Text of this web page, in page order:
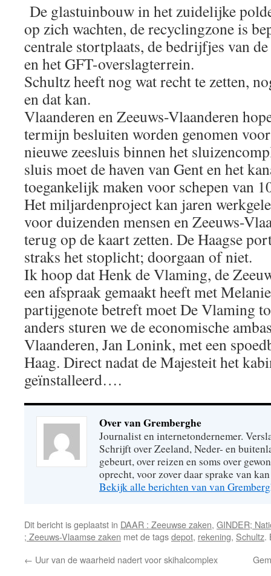
De glastuinbouw in het zuidelijke
op zich wachten, de recyclingzone is
centrale stortplaats, de bedrijfjes van
en het GFT-overslagterrein.
Schultz heeft nog wat recht te zetten,
en dat kan.
Vlaanderen en Zeeuws-Vlaanderen
termijn besluiten worden genomen
nieuwe zeesluis binnen het
sluis moet de haven van Gent en het
toegankelijk maken voor schepen van
Het miljardenproject kan jaren
voor duizenden mensen en Zeeuws-
terug op de kaart zetten. De Haagse
straks het stoplicht; doorgaan of niet.
Ik hoop dat Henk de Vlaming, de
een afspraak gemaakt heeft met
partijgenote betreft moet De Vlaming
anders sturen we de economische
Vlaanderen, Jan Lonink, met een
Haag. Direct nadat de Majesteit het
geïnstalleerd….
Over van Gremberghe
Journalist en internetondernemer.
Schrijft over Zeeland, Neder- en
gebeurt, over reizen en soms over
oprecht, voor zover daar sprake van
Bekijk alle berichten van van
Dit bericht is geplaatst in DAAR : Zeeuwse zaken, GINDER;
; Zeeuws-Vlaamse zaken met de tagsdepot, rekening, Schultz.
← Uur van de waarheid nadert voor skihalcomplex